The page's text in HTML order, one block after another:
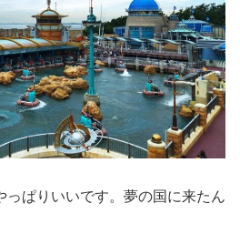
っぱりいいです。夢の国に来たん